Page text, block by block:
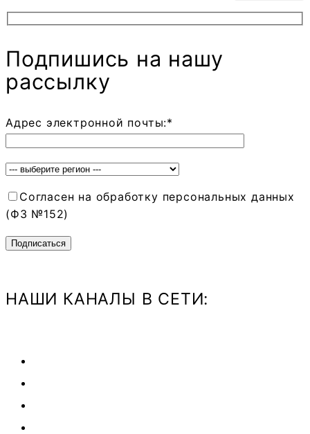
Подпишись на нашу
рассылку
Адрес электронной почты:*
Согласен на обработку персональных данных
(ФЗ №152)
НАШИ КАНАЛЫ В СЕТИ: